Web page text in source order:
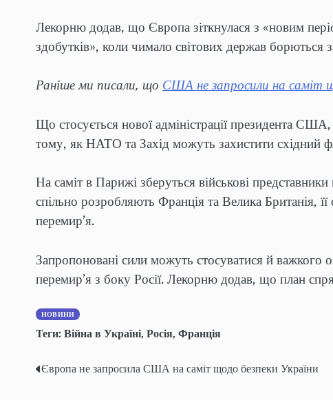
Лекорню додав, що Європа зіткнулася з «новим
здобутків», коли чимало світових держав борються
Раніше ми писали, що США не запросили на саміт
Що стосується нової адміністрації президента
тому, як НАТО та Захід можуть захистити східний
На саміт в Парижі зберуться військові
спільно розробляють Франція та Велика Британія,
перемир’я.
Запропоновані сили можуть стосуватися й важкого
перемир’я з боку Росії. Лекорню додав, що план
НОВИНИ
Теги: Війна в Україні, Росія, Франція
Навігація
Європа не запросила США на саміт щодо безпеки України